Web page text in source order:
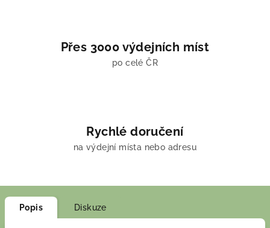
Přes 3000 výdejních míst
po celé ČR
Rychlé doručení
na výdejní místa nebo adresu
Popis Diskuze